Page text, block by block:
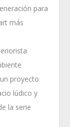
para
más
proyecto
lúdico y
la serie